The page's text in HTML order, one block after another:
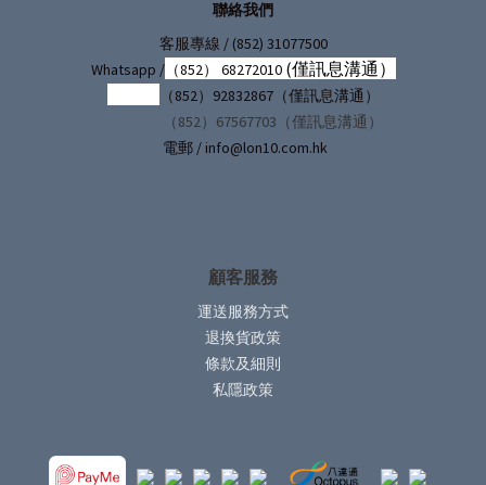
聯絡我們
客服專線 / (852) 31077500
Whatsapp /（852） 68272010 (僅訊息溝通）
（852）92832867（僅訊息溝通）
（852）67567703（僅訊息溝通）
電郵 / info@lon10.com.hk
顧客服務
運送服務方式
退換貨政策
條款及細則
私隱政策